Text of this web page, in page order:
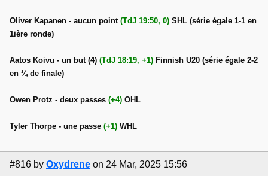
Oliver Kapanen - aucun point (TdJ 19:50, 0) SHL (série égale 1-1 en
1ière ronde)
Aatos Koivu - un but (4) (TdJ 18:19, +1) Finnish U20 (série égale 2-2
en ¼ de finale)
Owen Protz - deux passes (+4) OHL
Tyler Thorpe - une passe (+1) WHL
#816 by Oxydrene on 24 Mar, 2025 15:56